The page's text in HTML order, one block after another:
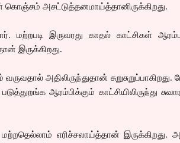
அசட்டுத்தனமாய்த்தானிருக்கிறது.
மற்றபடி இருவரது காதல் காட்சிகள்
இருக்கிறது.
அதிலிருந்துதான்
ஆரம்பிக்கும் காட்சியிலிருந்து
எரிச்சலாய்த்தான் இருக்கிறது.